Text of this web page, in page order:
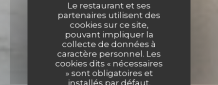
Le restaurant et ses
partenaires utilisent des
cookies sur ce site,
pouvant impliquer la
collecte de données à
caractère personnel. Les
cookies dits « nécessaires
» sont obligatoires et
installés par défaut.